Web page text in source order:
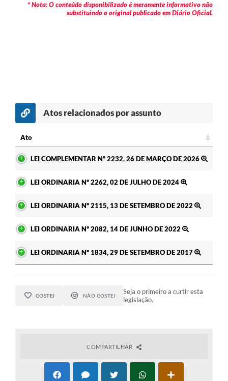
* Nota: O conteúdo disponibilizado é meramente informativo não
substituindo o original publicado em Diário Oficial.
Atos relacionados por assunto
Ato
LEI COMPLEMENTAR Nº 2232, 26 DE MARÇO DE 2026
LEI ORDINARIA Nº 2262, 02 DE JULHO DE 2024
LEI ORDINARIA Nº 2115, 13 DE SETEMBRO DE 2022
LEI ORDINARIA Nº 2082, 14 DE JUNHO DE 2022
LEI ORDINARIA Nº 1834, 29 DE SETEMBRO DE 2017
GOSTEI NÃO GOSTEI
Seja o primeiro a curtir esta
legislação.
COMPARTILHAR